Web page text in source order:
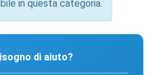
in questa categoria.
di aiuto?